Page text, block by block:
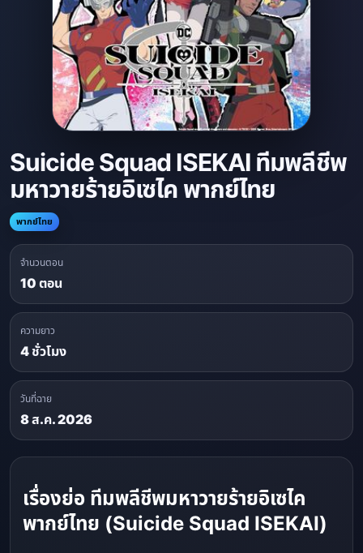
Suicide Squad ISEKAI ทีมพลีชีพ
มหาวายร้ายอิเซไค พากย์ไทย
พากย์ไทย
จำนวนตอน
10 ตอน
ความยาว
4 ชั่วโมง
วันที่ฉาย
8 ส.ค. 2026
เรื่องย่อ ทีมพลีชีพมหาวายร้ายอิเซไค
พากย์ไทย (Suicide Squad ISEKAI)